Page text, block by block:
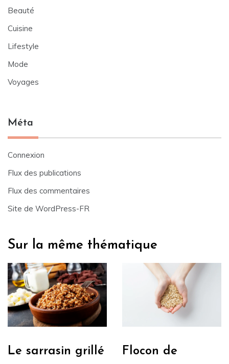
Beauté
Cuisine
Lifestyle
Mode
Voyages
Méta
Connexion
Flux des publications
Flux des commentaires
Site de WordPress-FR
Sur la même thématique
Le sarrasin grillé
Flocon de